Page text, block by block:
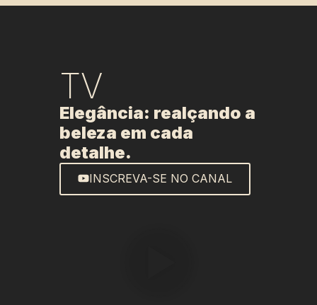
TV
Elegância: realçando a
beleza em cada
detalhe.
INSCREVA-SE NO CANAL